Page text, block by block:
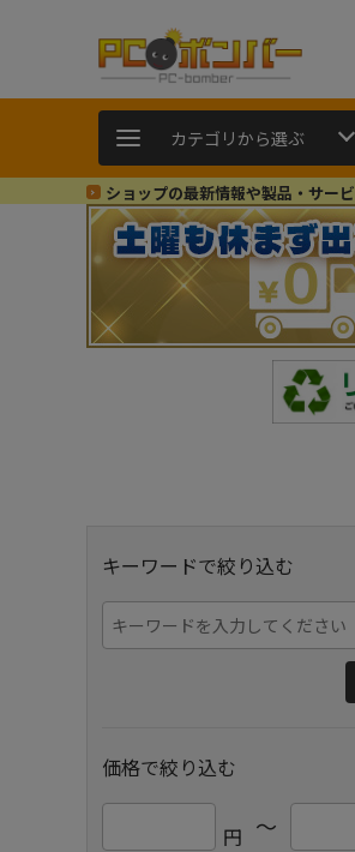
カテゴリから選ぶ
ショップの最新情報や製品・サー
キーワードで絞り込む
価格で絞り込む
円 ～